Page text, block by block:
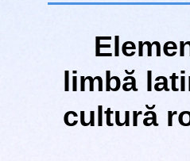
limbă
cultură